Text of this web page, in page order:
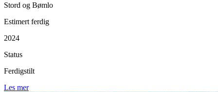
Stord og Bømlo
Estimert ferdig
2024
Status
Ferdigstilt
Les mer